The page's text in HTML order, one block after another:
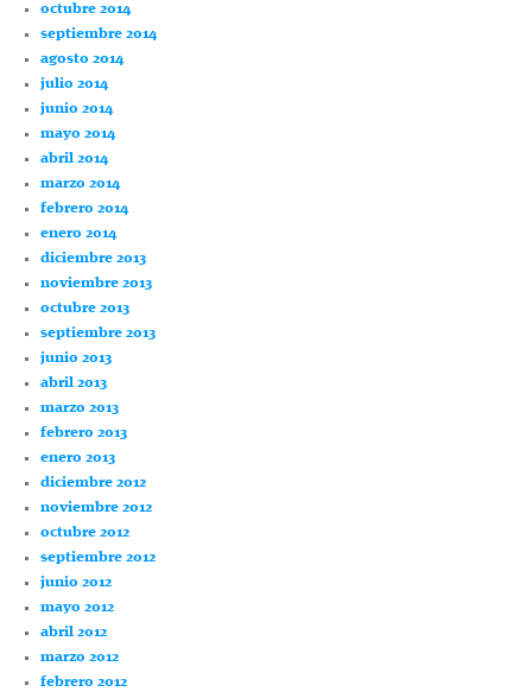
octubre 2014
septiembre 2014
agosto 2014
julio 2014
junio 2014
mayo 2014
abril 2014
marzo 2014
febrero 2014
enero 2014
diciembre 2013
noviembre 2013
octubre 2013
septiembre 2013
junio 2013
abril 2013
marzo 2013
febrero 2013
enero 2013
diciembre 2012
noviembre 2012
octubre 2012
septiembre 2012
junio 2012
mayo 2012
abril 2012
marzo 2012
febrero 2012